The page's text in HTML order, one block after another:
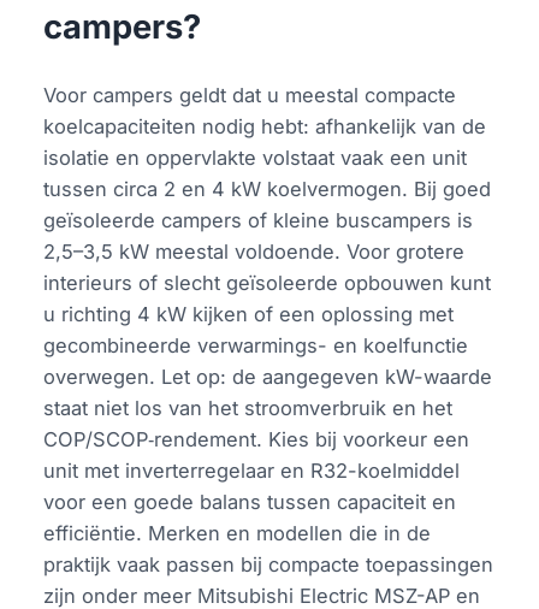
campers?
Voor campers geldt dat u meestal compacte
koelcapaciteiten nodig hebt: afhankelijk van de
isolatie en oppervlakte volstaat vaak een unit
tussen circa 2 en 4 kW koelvermogen. Bij goed
geïsoleerde campers of kleine buscampers is
2,5–3,5 kW meestal voldoende. Voor grotere
interieurs of slecht geïsoleerde opbouwen kunt
u richting 4 kW kijken of een oplossing met
gecombineerde verwarmings- en koelfunctie
overwegen. Let op: de aangegeven kW-waarde
staat niet los van het stroomverbruik en het
COP/SCOP‑rendement. Kies bij voorkeur een
unit met inverterregelaar en R32-koelmiddel
voor een goede balans tussen capaciteit en
efficiëntie. Merken en modellen die in de
praktijk vaak passen bij compacte toepassingen
zijn onder meer Mitsubishi Electric MSZ-AP en